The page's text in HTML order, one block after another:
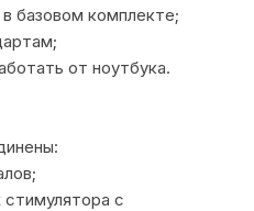
базовом комплекте;
от ноутбука.
стимулятора c